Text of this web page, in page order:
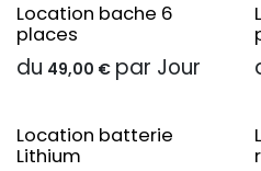
Location bache 6
places
du 49,00 € par Jour
Location batterie
Lithium